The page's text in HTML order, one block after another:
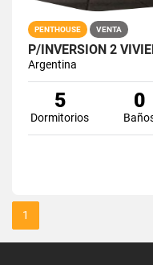
PENTHOUSE VENTA
P/INVERSION 2
Argentina
5
Dormitorios
0
1